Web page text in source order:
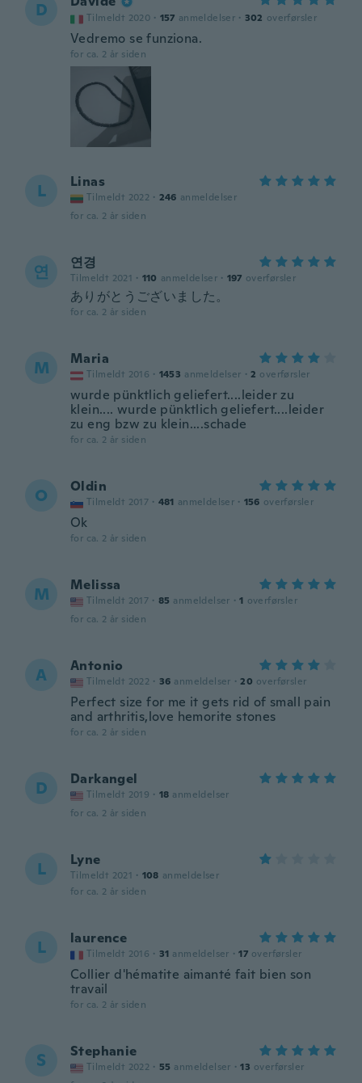
D Tilmeldt 2020 · 157 anmeldelser · 302 overførsler
Vedremo se funziona.
for ca. 2 år siden
L Linas
Tilmeldt 2022 · 246 anmeldelser
for ca. 2 år siden
연 연경
Tilmeldt 2021 · 110 anmeldelser · 197 overførsler
ありがとうございました。
for ca. 2 år siden
M Maria
Tilmeldt 2016 · 1453 anmeldelser · 2 overførsler
wurde pünktlich geliefert....leider zu
klein.... wurde pünktlich geliefert....leider
zu eng bzw zu klein....schade
for ca. 2 år siden
O Oldin
Tilmeldt 2017 · 481 anmeldelser · 156 overførsler
Ok
for ca. 2 år siden
M Melissa
Tilmeldt 2017 · 85 anmeldelser · 1 overførsler
for ca. 2 år siden
A Antonio
Tilmeldt 2022 · 36 anmeldelser · 20 overførsler
Perfect size for me it gets rid of small pain
and arthritis,love hemorite stones
for ca. 2 år siden
D Darkangel
Tilmeldt 2019 · 18 anmeldelser
for ca. 2 år siden
L Lyne
Tilmeldt 2021 · 108 anmeldelser
for ca. 2 år siden
L laurence
Tilmeldt 2016 · 31 anmeldelser · 17 overførsler
Collier d'hématite aimanté fait bien son
travail
for ca. 2 år siden
S Stephanie
Tilmeldt 2022 · 55 anmeldelser · 13 overførsler